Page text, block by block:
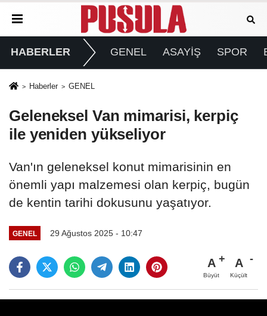
HABERLER GENEL ASAYİŞ SPOR
Haberler GENEL
Geleneksel Van mimarisi, kerpiç
ile yeniden yükseliyor
Van'ın geleneksel konut mimarisinin en
önemli yapı malzemesi olan kerpiç, bugün
de kentin tarihi dokusunu yaşatıyor.
GENEL 29 Ağustos 2025 - 10:47
A
Büyüt
A
Küçült